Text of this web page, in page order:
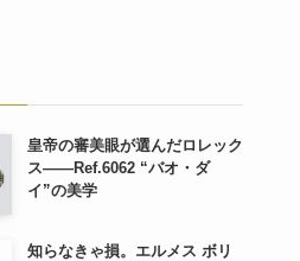
皇帝の審美眼が選んだロレック
ス――Ref.6062 “バオ・ダ
イ”の美学
知らなきゃ損。エルメス ボリ